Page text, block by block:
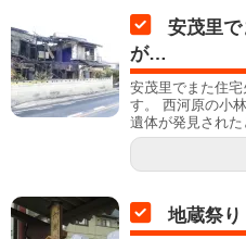
安茂里
が…
安茂里でまた住
す。 西河原の小
遺体が発見された
地蔵祭り